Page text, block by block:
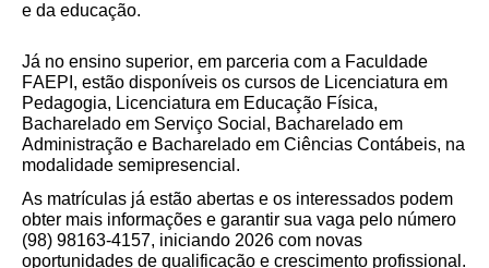
e da educação.
Já no ensino superior, em parceria com a Faculdade
FAEPI, estão disponíveis os cursos de Licenciatura em
Pedagogia, Licenciatura em Educação Física,
Bacharelado em Serviço Social, Bacharelado em
Administração e Bacharelado em Ciências Contábeis, na
modalidade semipresencial.
As matrículas já estão abertas e os interessados podem
obter mais informações e garantir sua vaga pelo número
(98) 98163-4157, iniciando 2026 com novas
oportunidades de qualificação e crescimento profissional.